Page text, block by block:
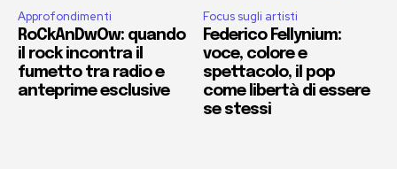
Approfondimenti
RoCkAnDwOw: quando
il rock incontra il
fumetto tra radio e
anteprime esclusive
Focus sugli artisti
Federico Fellynium:
voce, colore e
spettacolo, il pop
come libertà di essere
se stessi